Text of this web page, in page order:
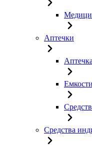
Аптечки
Средства